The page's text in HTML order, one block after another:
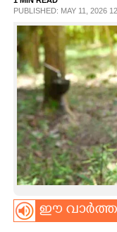
PHOTOS
LIFESTYLE
SPIRITUAL
INFO+
ART
ASTRO
PUBLISHED: MAY 11, 2026
ഈ വാർത്ത